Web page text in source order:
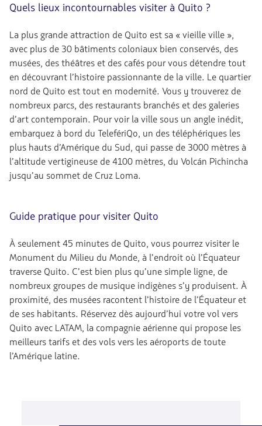
Quels lieux incontournables visiter à Quito ?
La plus grande attraction de Quito est sa « vieille ville »,
avec plus de 30 bâtiments coloniaux bien conservés, des
musées, des théâtres et des cafés pour vous détendre tout
en découvrant l’histoire passionnante de la ville. Le quartier
nord de Quito est tout en modernité. Vous y trouverez de
nombreux parcs, des restaurants branchés et des galeries
d’art contemporain. Pour voir la ville sous un angle inédit,
embarquez à bord du TelefériQo, un des téléphériques les
plus hauts d’Amérique du Sud, qui passe de 3000 mètres à
l’altitude vertigineuse de 4100 mètres, du Volcán Pichincha
jusqu’au sommet de Cruz Loma.
Guide pratique pour visiter Quito
À seulement 45 minutes de Quito, vous pourrez visiter le
Monument du Milieu du Monde, à l’endroit où l’Équateur
traverse Quito. C’est bien plus qu’une simple ligne, de
nombreux groupes de musique indigènes s’y produisent. À
proximité, des musées racontent l’histoire de l’Équateur et
de ses habitants. Réservez dès aujourd’hui votre vol vers
Quito avec LATAM, la compagnie aérienne qui propose les
meilleurs tarifs et des vols vers les aéroports de toute
l’Amérique latine.